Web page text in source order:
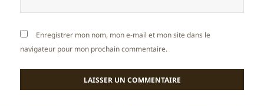
Enregistrer mon nom, mon e-mail et mon site dans le
navigateur pour mon prochain commentaire.